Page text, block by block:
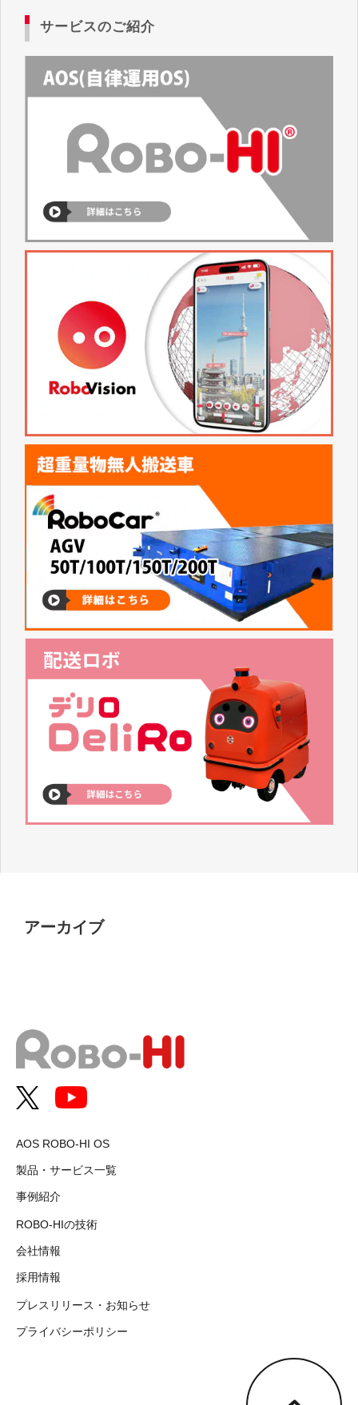
サービスのご紹介
アーカイブ
AOS ROBO-HI OS
製品・サービス一覧
事例紹介
ROBO-HIの技術
会社情報
採用情報
プレスリリース・お知らせ
プライバシーポリシー